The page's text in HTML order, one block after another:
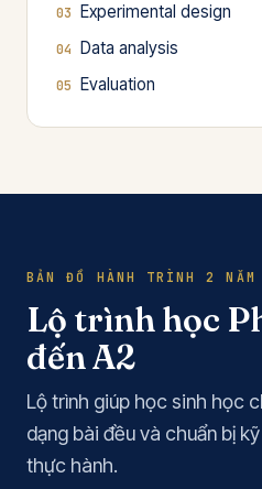
Experimental design
Data analysis
Evaluation
BẢN ĐỒ HÀNH TRÌNH 2 NĂM
Lộ trình học
đến A2
Lộ trình giúp học sinh học
dạng bài đều và chuẩn bị
thực hành.